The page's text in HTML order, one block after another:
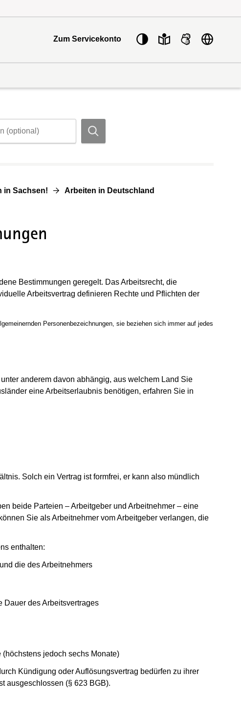
Zum Servicekonto Sprache
Suchen
in Sachsen!
Arbeiten in Deutschland
Bestimmungen geregelt. Das Arbeitsrecht, die
Arbeitsvertrag definieren Rechte und Pflichten der
Personenbezeichnungen, sie beziehen sich immer auf jedes
anderem davon abhängig, aus welchem Land Sie
eine Arbeitserlaubnis benötigen, erfahren Sie in
Solch ein Vertrag ist formfrei, er kann also mündlich
beide Parteien – Arbeitgeber und Arbeitnehmer – eine
Sie als Arbeitnehmer vom Arbeitgeber verlangen, die
enthalten:
die des Arbeitnehmers
Dauer des Arbeitsvertrages
(höchstens jedoch sechs Monate)
Kündigung oder Auflösungsvertrag bedürfen zu ihrer
ausgeschlossen (§ 623 BGB).